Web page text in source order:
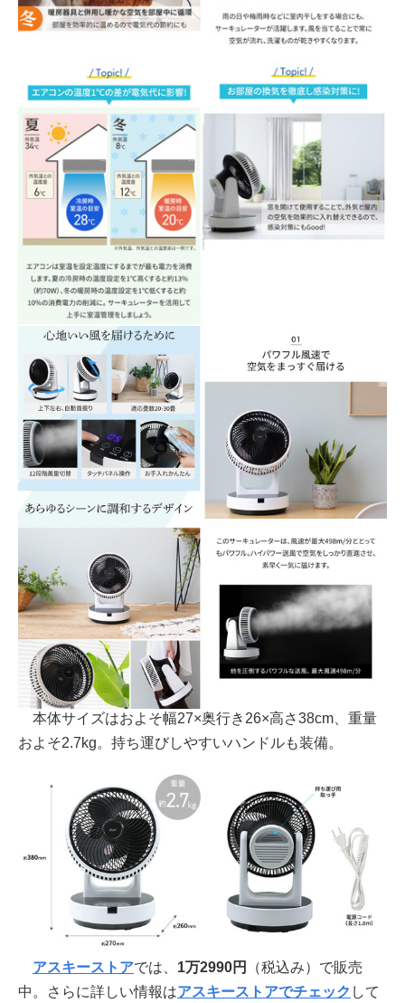
本体サイズはおよそ幅27×奥行き26×高さ38cm、重量
およそ2.7kg。持ち運びしやすいハンドルも装備。
アスキーストアでは、 1万2990円
（税込み）で販売
中。さらに詳しい情報はアスキーストアでチェック して